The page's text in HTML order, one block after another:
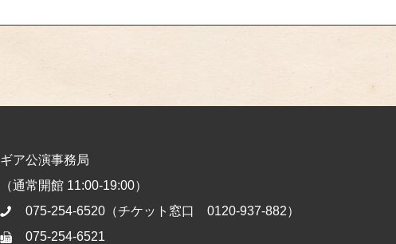
ギア公演事務局
（通常開館 11:00-19:00）
075-254-6520 （チケット窓口 0120-937-882）
075-254-6521